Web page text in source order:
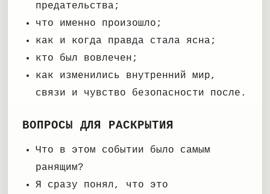
предательства;
что именно произошло;
как и когда правда стала ясна;
кто был вовлечен;
как изменились внутренний мир,
связи и чувство безопасности после.
ВОПРОСЫ ДЛЯ РАСКРЫТИЯ
Что в этом событии было самым
ранящим?
Я сразу понял, что это